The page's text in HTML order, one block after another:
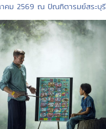
าคม 2569 ณ ปัณฑิตารมย์สระบุรี